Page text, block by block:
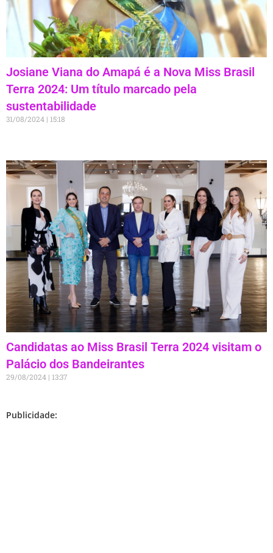
Josiane Viana do Amapá é a Nova Miss Brasil
Terra 2024: Um título marcado pela
sustentabilidade
31/08/2024 15:18
Candidatas ao Miss Brasil Terra 2024 visitam o
Palácio dos Bandeirantes
29/08/2024 13:37
Publicidade: